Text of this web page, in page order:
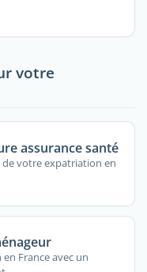
votre
assurance santé
votre expatriation en
France avec un